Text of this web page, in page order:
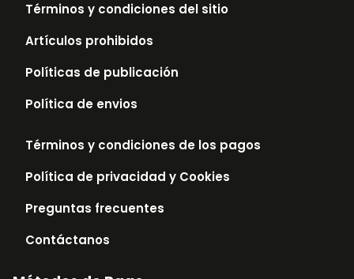
Términos y condiciones del sitio
Artículos prohibidos
Políticas de publicación
Política de envios
Términos y condiciones de los pagos
Política de privacidad y Cookies
Preguntas frecuentes
Contáctanos